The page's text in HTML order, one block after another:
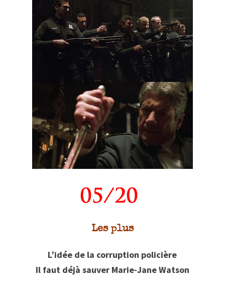
Les plus
L’idée de la corruption policière
Il faut déjà sauver Marie-Jane Watson